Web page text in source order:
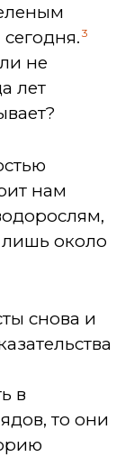
3
не
лет
нам
лишь около
снова и
в
то они